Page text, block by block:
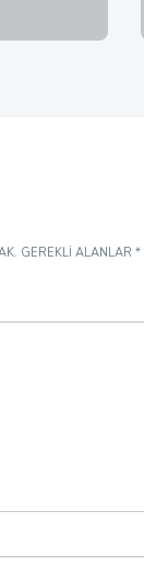
GEREKLI ALANLAR *